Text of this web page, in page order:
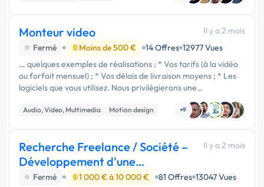
Monteur video
Il y a 2 mois
Fermé
Moins de 500 € 14 Offres 12977 Vues
… quelques exemples de réalisations ; * Vos tarifs (à la vidéo
ou forfait mensuel) ; * Vos délais de livraison moyens ; * Les
logiciels que vous utilisez. Nous privilégierons une
collaboration durable avec une personne sérieuse et
impliquée. Au …
Audio, Video, Multimedia Motion design +9
Recherche Freelance / Société –
Développement d'une
plateforme de supe
Il y a 2 mois
Fermé 1 000 € à 10 000 € 81 Offres 13047 Vues